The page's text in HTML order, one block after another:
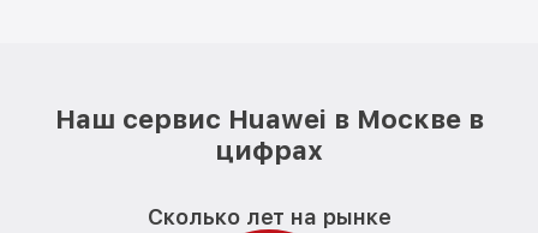
Наш сервис Huawei в Москве в
цифрах
Сколько лет на рынке